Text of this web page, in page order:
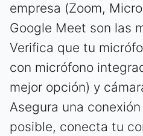
empresa (Zoom,
Google Meet son las
Verifica que tu
con micrófono
mejor opción) y
Asegura una
posible, conecta tu